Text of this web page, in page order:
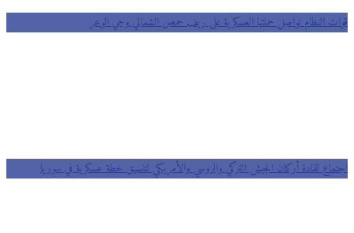
قوات النظام تواصل حملتها العسكرية على ريف حمص الشمالي وحي الوعر
اجتماع لقادة أركان الجيش التركي والروسي والأمريكي لتنسيق خطة عسكرية في سوريا